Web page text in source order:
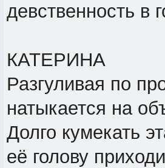
девственность в
КАТЕРИНА
Разгуливая по
натыкается на
Долго кумекать
её голову